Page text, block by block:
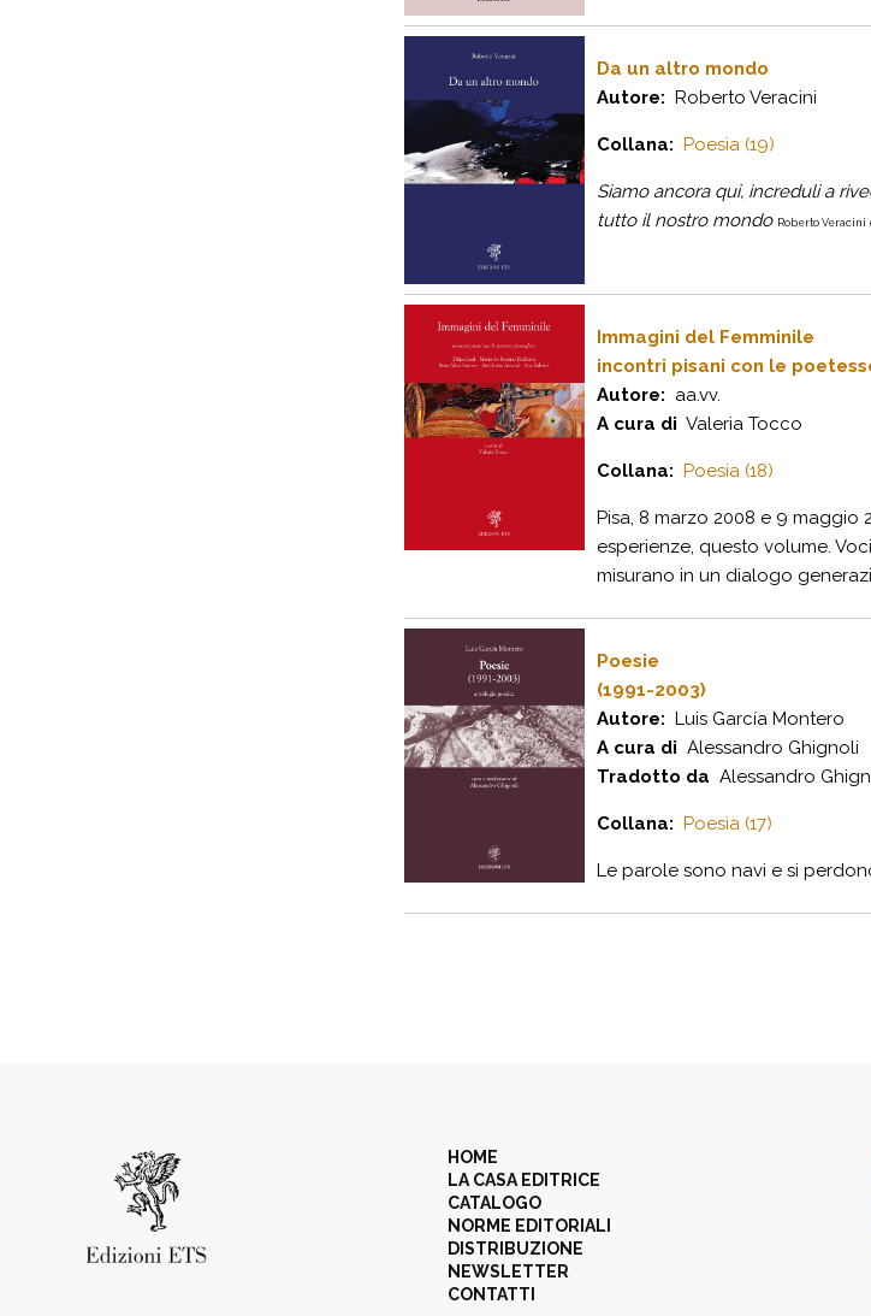
Da un altro mondo
Autore: Roberto Veracini
Collana: Poesia (19)
Siamo ancora qui, increduli a
tutto il nostro mondo Roberto Veracini
Immagini del Femminile
incontri pisani con le
Autore: aa.vv.
A cura di Valeria Tocco
Collana: Poesia (18)
Pisa, 8 marzo 2008 e 9
esperienze, questo volume.
misurano in un dialogo
Poesie
(1991-2003)
Autore: Luis García Montero
A cura di Alessandro Ghignoli
Tradotto da Alessandro
Collana: Poesia (17)
Le parole sono navi e si
HOME
LA CASA EDITRICE
CATALOGO
NORME EDITORIALI
DISTRIBUZIONE
NEWSLETTER
CONTATTI